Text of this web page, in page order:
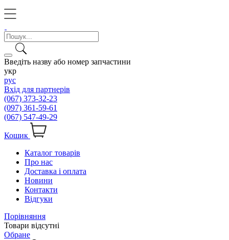
Введіть назву або номер запчастини
укр
рус
Вхід для партнерів
(067) 373-32-23
(097) 361-59-61
(067) 547-49-29
Кошик
Каталог товарів
Про нас
Доставка і оплата
Новини
Контакти
Відгуки
Порівняння
Товари відсутні
Обране